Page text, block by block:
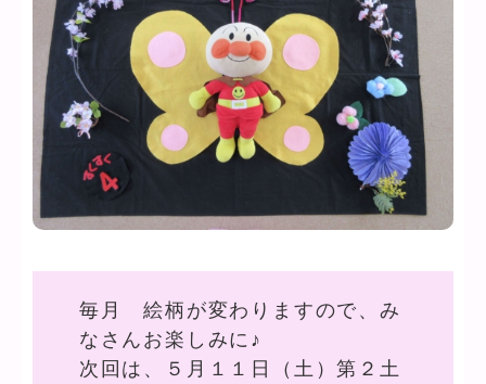
毎月 絵柄が変わりますので、み
なさんお楽しみに♪
次回は、５月１１日（土）第２土